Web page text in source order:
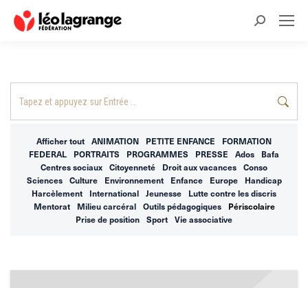
Recherche
Afficher tout ANIMATION PETITE ENFANCE
FORMATION
FEDERAL
PORTRAITS PROGRAMMES PRESSE Ados
Bafa
Centres sociaux
Citoyenneté Droit aux vacances
Conso
Sciences
Culture Environnement Enfance Europe
Handicap
Harcèlement
International Jeunesse
Lutte contre les discris
Mentorat
Milieu carcéral Outils pédagogiques
Périscolaire
Prise de position
Sport Vie associative